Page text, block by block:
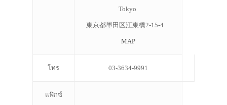
Tokyo
東京都墨田区江東橋2-15-4
MAP
โทร 03-3634-9991
แฟ๊กซ์